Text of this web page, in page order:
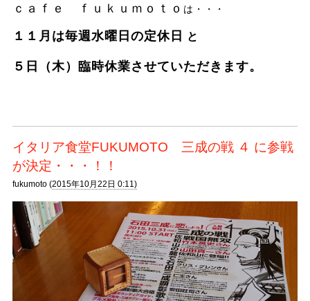
ｃａｆｅ ｆｕｋｕｍｏｔｏ は・・・
１１月は毎週水曜日の定休日 と
５日（木）臨時休業させていただきます。
イタリア食堂FUKUMOTO 三成の戦 ４ に参戦
が決定・・・！！
fukumoto (2015年10月22日 0:11)